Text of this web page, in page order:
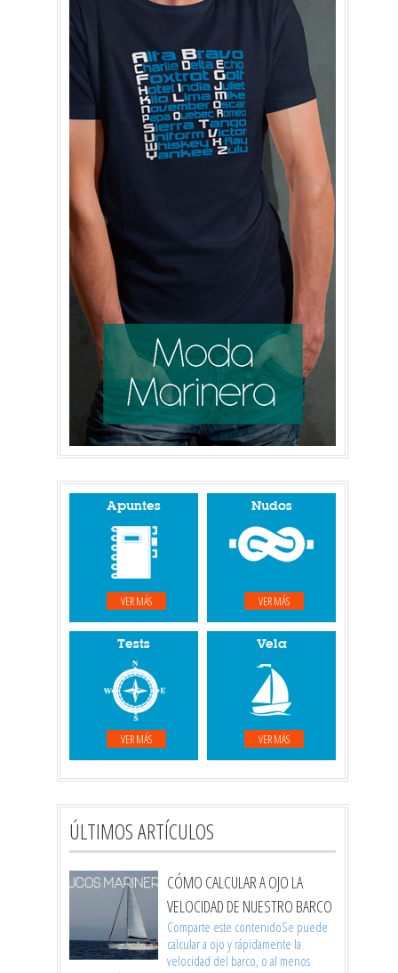
Apuntes
VER MÁS
Nudos
VER MÁS
Tests
VER MÁS
Vela
VER MÁS
ÚLTIMOS ARTÍCULOS
CÓMO CALCULAR A OJO LA
VELOCIDAD DE NUESTRO BARCO
Comparte este contenidoSe puede
calcular a ojo y rápidamente la
velocidad del barco, o al menos